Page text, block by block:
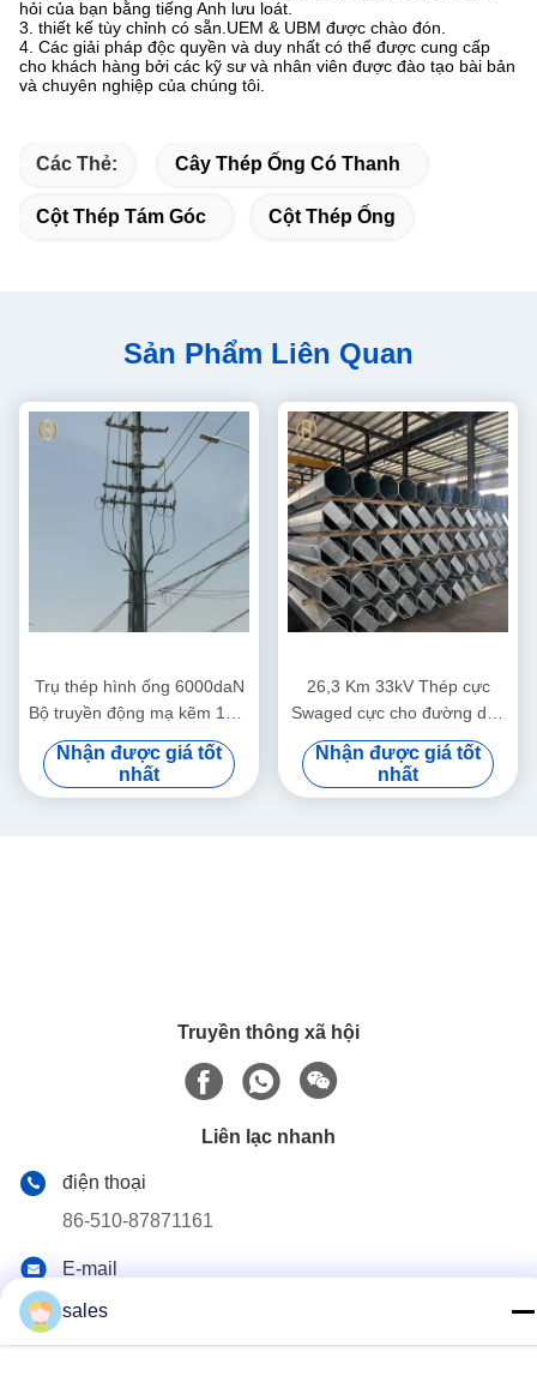
hỏi của bạn bằng tiếng Anh lưu loát.
3. thiết kế tùy chỉnh có sẵn.UEM & UBM được chào đón.
4. Các giải pháp độc quyền và duy nhất có thể được cung cấp
cho khách hàng bởi các kỹ sư và nhân viên được đào tạo bài bản
và chuyên nghiệp của chúng tôi.
Các Thẻ: Cây Thép Ống Có Thanh
Cột Thép Tám Góc Cột Thép Ống
Sản Phẩm Liên Quan
Trụ thép hình ống 6000daN
Bộ truyền động mạ kẽm 19M
cho cánh tay đòn mạ kẽm
Nhận được giá tốt
nhất
26,3 Km 33kV Thép cực
Swaged cực cho đường dây
truyền tải điện
Nhận được giá tốt
nhất
Truyền thông xã hội
Liên lạc nhanh
điện thoại
86-510-87871161
E-mail
li@fu-tao.com
Địa chỉ
sales